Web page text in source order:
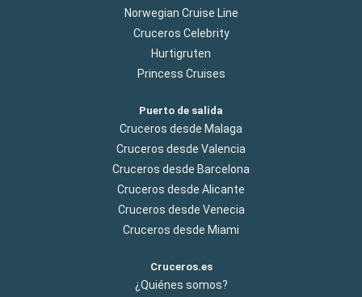
Norwegian Cruise Line
Cruceros Celebrity
Hurtigruten
Princess Cruises
Puerto de salida
Cruceros desde Malaga
Cruceros desde Valencia
Cruceros desde Barcelona
Cruceros desde Alicante
Cruceros desde Venecia
Cruceros desde Miami
Cruceros.es
¿Quiénes somos?